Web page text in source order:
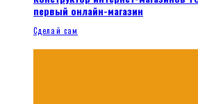
первый онлайн-магазин
Сделай сам